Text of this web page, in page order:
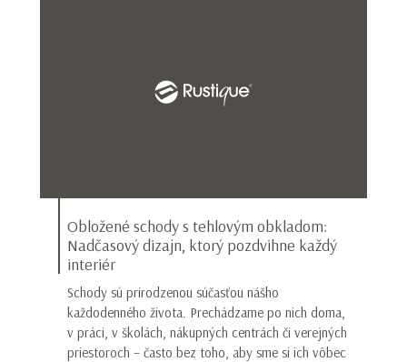
Obložené schody s tehlovým obkladom:
Nadčasový dizajn, ktorý pozdvihne každý
interiér
Schody sú prirodzenou súčasťou nášho
každodenného života. Prechádzame po nich doma,
v práci, v školách, nákupných centrách či verejných
priestoroch – často bez toho, aby sme si ich vôbec